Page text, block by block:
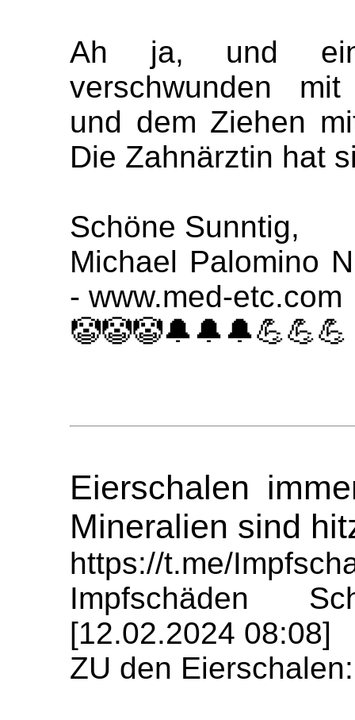
Ah ja, und
verschwunden
und dem Ziehen
Die Zahnärztin hat
Schöne Sunntig,
Michael Palomino
- www.med-etc.com
🤡🤡🤡🔔🔔🔔💪💪💪
Eierschalen
Mineralien sind
https://t.me/
Impfschäden
[12.02.2024 08:08]
ZU den Eierschalen: